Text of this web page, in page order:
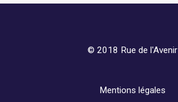
© 2018 Rue de l'Avenir
Mentions légales